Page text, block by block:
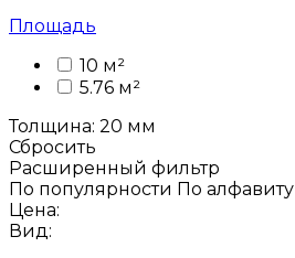
Площадь
10 м²
5.76 м²
Толщина: 20 мм
Сбросить
Расширенный фильтр
По популярности По алфавиту
Цена:
Вид: